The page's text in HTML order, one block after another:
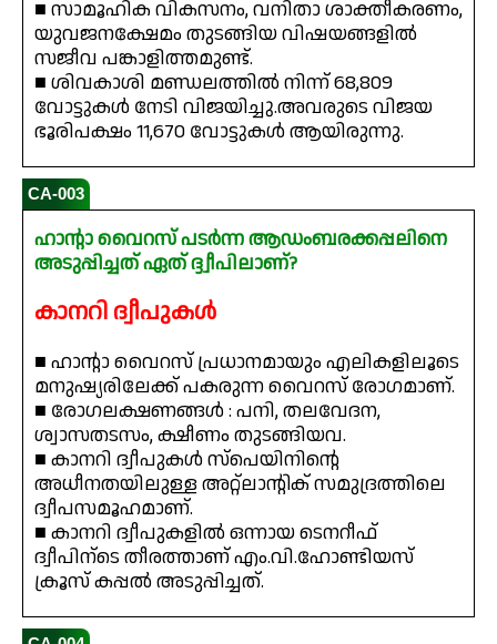
■ സാമൂഹിക വികസനം, വനിതാ ശാക്തീകരണം,
യുവജനക്ഷേമം തുടങ്ങിയ വിഷയങ്ങളിൽ
സജീവ പങ്കാളിത്തമുണ്ട്.
■ ശിവകാശി മണ്ഡലത്തിൽ നിന്ന് 68,809
വോട്ടുകൾ നേടി വിജയിച്ചു.അവരുടെ വിജയ
ഭൂരിപക്ഷം 11,670 വോട്ടുകൾ ആയിരുന്നു.
CA-003
ഹാന്റാ വൈറസ് പടർന്ന ആഡംബരക്കപ്പലിനെ
അടുപ്പിച്ചത് ഏത് ദ്ദ്വീപിലാണ്‌?
കാനറി ദ്വീപുകൾ
■ ഹാന്റാ വൈറസ് പ്രധാനമായും എലികളിലൂടെ
മനുഷ്യരിലേക്ക് പകരുന്ന വൈറസ് രോഗമാണ്.
■ രോഗലക്ഷണങ്ങൾ : പനി, തലവേദന,
ശ്വാസതടസം, ക്ഷീണം തുടങ്ങിയവ.
■ കാനറി ദ്വീപുകൾ സ്പെയിനിന്റെ
അധീനതയിലുള്ള അറ്റ്ലാന്റിക് സമുദ്രത്തിലെ
ദ്വീപസമൂഹമാണ്.
■ കാനറി ദ്വീപുകളിൽ ഒന്നായ ടെനറീഫ്
ദ്വീപിന്ടെ തീരത്താണ് എം.വി.ഹോണ്ടിയസ്
ക്രൂസ് കപ്പൽ അടുപ്പിച്ചത്.